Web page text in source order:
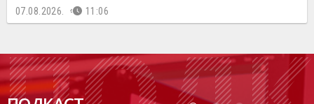
07.08.2026. 11:06